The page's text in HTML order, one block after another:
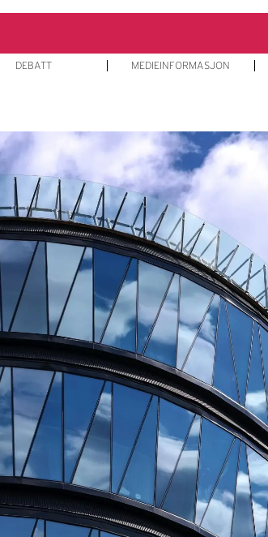
DEBATT MEDIEINFORMASJON